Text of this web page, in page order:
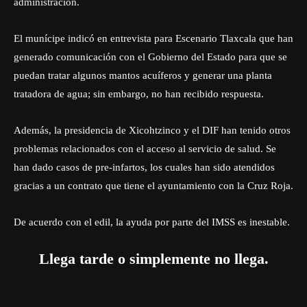
El munícipe indicó en entrevista para Escenario Tlaxcala que han
generado comunicación con el Gobierno del Estado para que se
puedan tratar algunos mantos acuíferos y generar una planta
tratadora de agua; sin embargo, no han recibido respuesta.
Además, la presidencia de Xicohtzinco y el DIF han tenido otros
problemas relacionados con el acceso al servicio de salud. Se
han dado casos de pre-infartos, los cuales han sido atendidos
gracias a un contrato que tiene el ayuntamiento con la Cruz Roja.
De acuerdo con el edil, la ayuda por parte del IMSS es inestable.
Llega tarde o simplemente no llega.